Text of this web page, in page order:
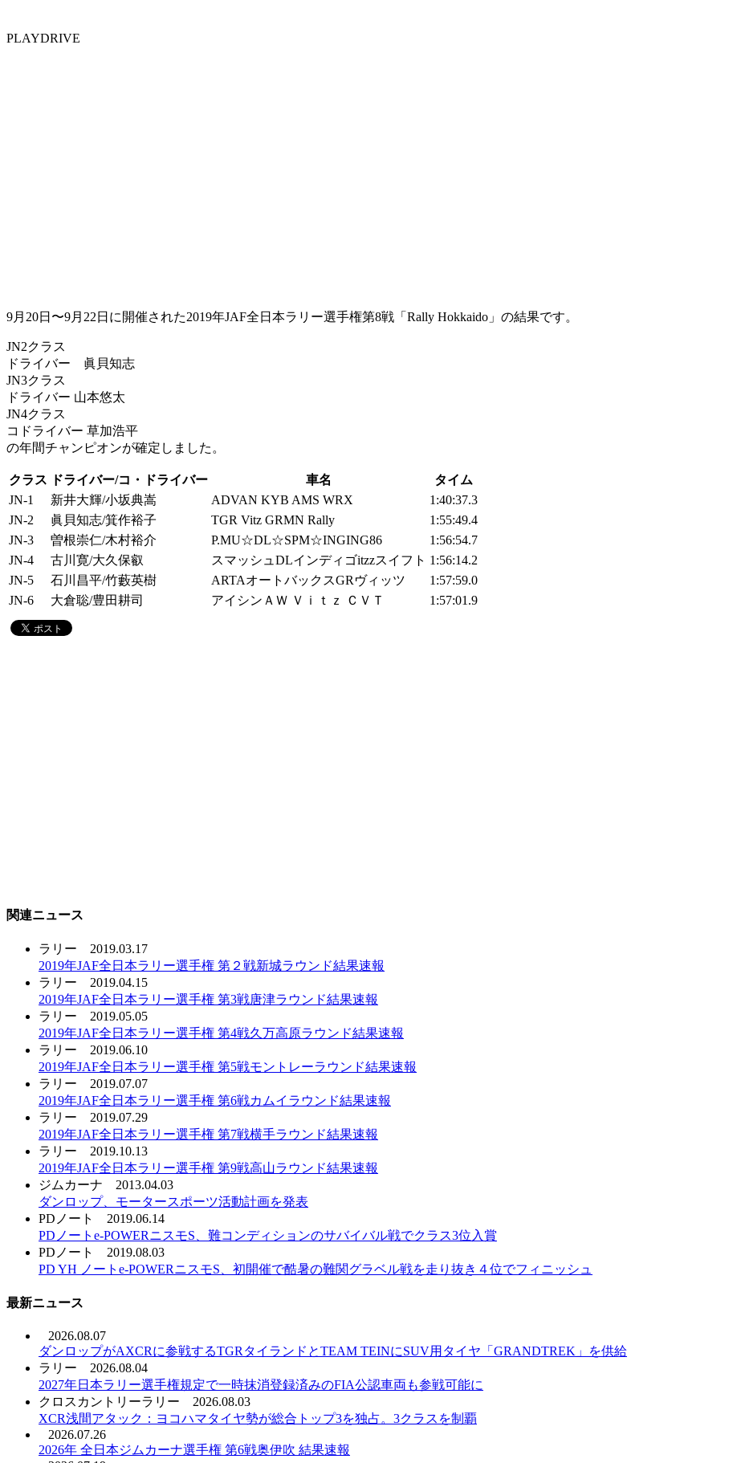
PLAYDRIVE
9月20日〜9月22日に開催された2019年JAF全日本ラリー選手権第8戦「Rally Hokkaido」の結果です。
JN2クラス
ドライバー 眞貝知志
JN3クラス
ドライバー 山本悠太
JN4クラス
コドライバー 草加浩平
の年間チャンピオンが確定しました。
クラス ドライバー/コ・ドライバー 車名
タイム
JN-1
新井大輝/小坂典嵩 ADVAN KYB AMS WRX
1:40:37.3
JN-2
眞貝知志/箕作裕子 TGR Vitz GRMN Rally
1:55:49.4
JN-3
曽根崇仁/木村裕介 P.MU☆DL☆SPM☆INGING86
1:56:54.7
JN-4
古川寛/大久保叡 スマッシュDLインディゴitzzスイフト 1:56:14.2
JN-5
石川昌平/竹藪英樹 ARTAオートバックスGRヴィッツ
1:57:59.0
JN-6
大倉聡/豊田耕司 アイシンＡＷ Ｖｉｔｚ ＣＶＴ 1:57:01.9
関連ニュース
ラリー
2019.03.17
2019年JAF全日本ラリー選手権 第２戦新城ラウンド結果速報
ラリー
2019.04.15
2019年JAF全日本ラリー選手権 第3戦唐津ラウンド結果速報
ラリー
2019.05.05
2019年JAF全日本ラリー選手権 第4戦久万高原ラウンド結果速報
ラリー
2019.06.10
2019年JAF全日本ラリー選手権 第5戦モントレーラウンド結果速報
ラリー
2019.07.07
2019年JAF全日本ラリー選手権 第6戦カムイラウンド結果速報
ラリー
2019.07.29
2019年JAF全日本ラリー選手権 第7戦横手ラウンド結果速報
ラリー
2019.10.13
2019年JAF全日本ラリー選手権 第9戦高山ラウンド結果速報
ジムカーナ
2013.04.03
ダンロップ、モータースポーツ活動計画を発表
PDノート
2019.06.14
PDノートe-POWERニスモS、難コンディションのサバイバル戦でクラス3位入賞
PDノート
2019.08.03
PD YH ノートe-POWERニスモS、初開催で酷暑の難関グラベル戦を走り抜き４位でフィニッシュ
最新ニュース
2026.08.07
ダンロップがAXCRに参戦するTGRタイランドとTEAM TEINにSUV用タイヤ「GRANDTREK」を供給
ラリー
2026.08.04
2027年日本ラリー選手権規定で一時抹消登録済みのFIA公認車両も参戦可能に
クロスカントリーラリー
2026.08.03
XCR浅間アタック：ヨコハマタイヤ勢が総合トップ3を独占。3クラスを制覇
2026.07.26
2026年 全日本ジムカーナ選手権 第6戦奥伊吹 結果速報